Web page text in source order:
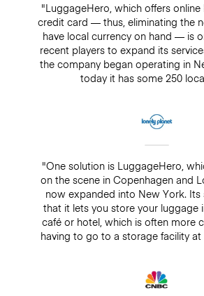
"LuggageHero, which offers
credit card — thus, eliminating the
have local currency on hand — is
recent players to expand its
the company began operating in
today it has some 250
"One solution is LuggageHero,
on the scene in Copenhagen and
now expanded into New York. Its
that it lets you store your luggage
café or hotel, which is often more
having to go to a storage facility at